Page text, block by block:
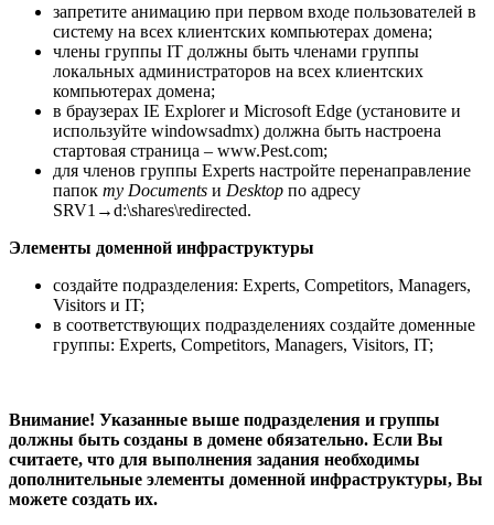
запретите анимацию при первом входе пользователей в
систему на всех клиентских компьютерах домена;
члены группы IT должны быть членами группы
локальных администраторов на всех клиентских
компьютерах домена;
в браузерах IE Explorer и Microsoft Edge (установите и
используйте windowsadmx) должна быть настроена
стартовая страница – www.Pest.com;
для членов группы Experts настройте перенаправление
папок my Documents и Desktop по адресу
SRV1→d:\shares\redirected.
Элементы доменной инфраструктуры
создайте подразделения: Experts, Competitors, Managers,
Visitors и IT;
в соответствующих подразделениях создайте доменные
группы: Experts, Competitors, Managers, Visitors, IT;
Внимание! Указанные выше подразделения и группы
должны быть созданы в домене обязательно. Если Вы
считаете, что для выполнения задания необходимы
дополнительные элементы доменной инфраструктуры, Вы
можете создать их.